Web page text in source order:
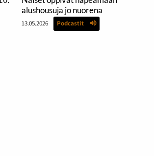
alushousuja jo nuorena
13.05.2026 Podcastit